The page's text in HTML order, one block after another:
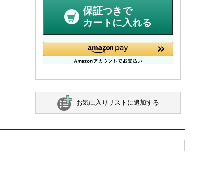
保証つきで
カートに入れる
お気に入りリストに追加する